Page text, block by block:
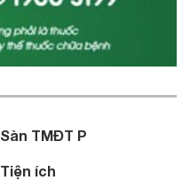
Sàn TMĐT P
Tiện ích